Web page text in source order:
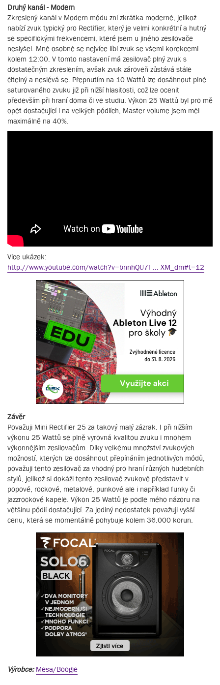
Druhý kanál - Modern
Zkreslený kanál v Modern módu zní zkrátka moderně, jelikož
nabízí zvuk typický pro Rectifier, který je velmi konkrétní a hutný
se specifickými frekvencemi, které jsem u jiného zesilovače
neslyšel. Mně osobně se nejvíce líbí zvuk se všemi korekcemi
kolem 12:00. V tomto nastavení má zesilovač plný zvuk s
dostatečným zkreslením, avšak zvuk zároveň zůstává stále
čitelný a neslévá se. Přepnutím na 10 Wattů lze dosáhnout plně
saturovaného zvuku již při nižší hlasitosti, což lze ocenit
především při hraní doma či ve studiu. Výkon 25 Wattů byl pro mě
opět dostačující i na velkých pódiích, Master volume jsem měl
maximálně na 40%.
Více ukázek:
http://www.youtube.com/watch?v=bnnhQU7f ... XM_dm#t=12
Závěr
Považuji Mini Rectifier 25 za takový malý zázrak. I při nižším
výkonu 25 Wattů se plně vyrovná kvalitou zvuku i mnohem
výkonnějším zesilovačům. Díky velkému množství zvukových
možností, kterých lze dosáhnout přepínáním jednotlivých módů,
považuji tento zesilovač za vhodný pro hraní různých hudebních
stylů, jelikož si dokáži tento zesilovač zvukově představit v
popové, rockové, metalové, punkové ale i například funky či
jazzrockové kapele. Výkon 25 Wattů je podle mého názoru na
většinu pódií dostačující. Za jediný nedostatek považuji vyšší
cenu, která se momentálně pohybuje kolem 36.000 korun.
Výrobce: Mesa/Boogie